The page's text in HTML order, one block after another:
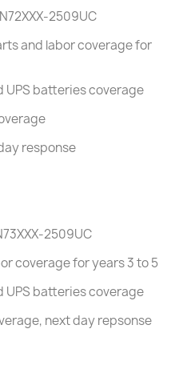
2509UC
and labor coverage for
UPS batteries coverage
response
2509UC
coverage for years 3 to 5
UPS batteries coverage
next day repsonse